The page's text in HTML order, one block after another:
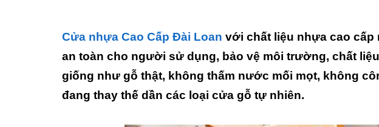
Cửa nhựa Cao Cấp Đài Loan với chất liệu nhựa cao
an toàn cho người sử dụng, bảo vệ môi trường, chất
giống như gỗ thật, không thấm nước mối mọt, không
đang thay thế dần các loại cửa gỗ tự nhiên.